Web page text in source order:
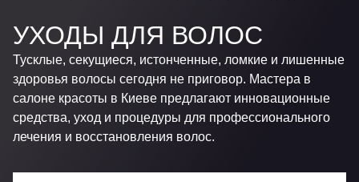
УХОДЫ ДЛЯ ВОЛОС
Тусклые, секущиеся, истонченные, ломкие и лишенные
здоровья волосы сегодня не приговор. Мастера в
салоне красоты в Киеве предлагают инновационные
средства, уход и процедуры для профессионального
лечения и восстановления волос.